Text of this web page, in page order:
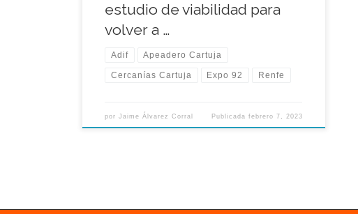
estudio de viabilidad para
volver a …
Adif Apeadero Cartuja
Cercanías Cartuja Expo 92 Renfe
porJaime Álvarez Corral Publicada febrero 7, 2023